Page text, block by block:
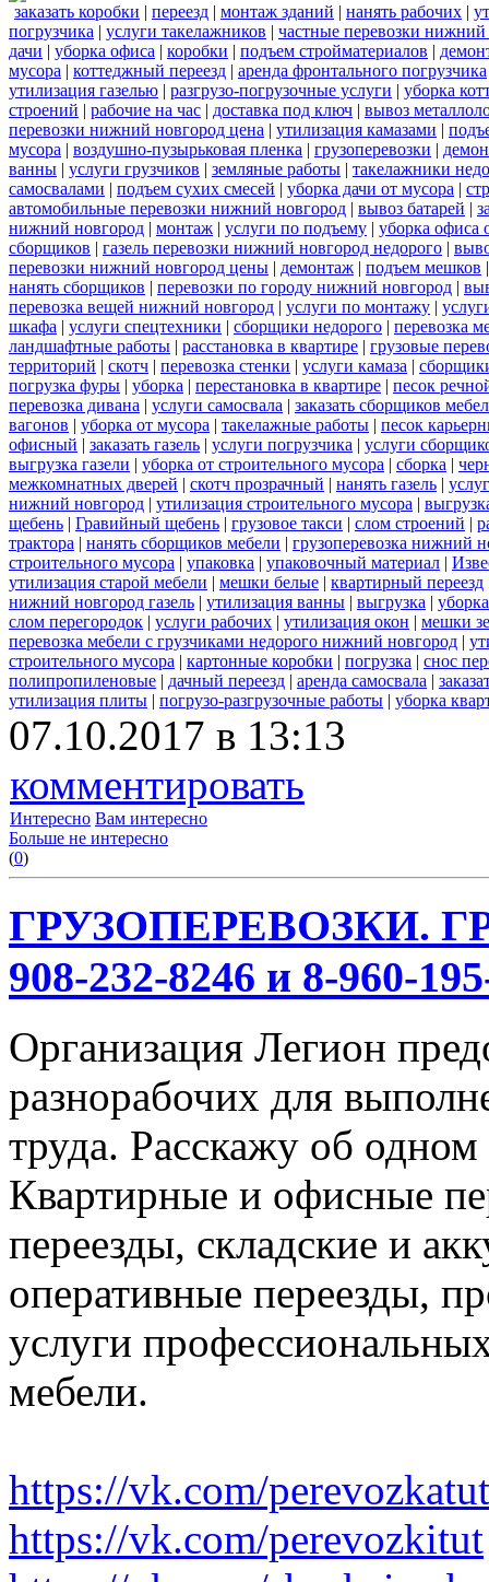
заказать коробки | переезд | монтаж зданий | нанять рабочих |
погрузчика | услуги такелажников | частные перевозки нижний
дачи | уборка офиса | коробки | подъем стройматериалов |
мусора | коттеджный переезд | аренда фронтального погрузчика
утилизация газелью | разгрузо-погрузочные услуги | уборка
строений | рабочие на час | доставка под ключ | вывоз
перевозки нижний новгород цена | утилизация камазами |
мусора | воздушно-пузырьковая пленка | грузоперевозки |
ванны | услуги грузчиков | земляные работы | такелажники
самосвалами | подъем сухих смесей | уборка дачи от мусора |
автомобильные перевозки нижний новгород | вывоз батарей |
нижний новгород | монтаж | услуги по подъему | уборка офиса
сборщиков | газель перевозки нижний новгород недорого |
перевозки нижний новгород цены | демонтаж | подъем мешков
нанять сборщиков | перевозки по городу нижний новгород |
перевозка вещей нижний новгород | услуги по монтажу |
шкафа | услуги спецтехники | сборщики недорого | перевозка
ландшафтные работы | расстановка в квартире | грузовые
территорий | скотч | перевозка стенки | услуги камаза |
погрузка фуры | уборка | перестановка в квартире | песок
перевозка дивана | услуги самосвала | заказать сборщиков
вагонов | уборка от мусора | такелажные работы | песок
офисный | заказать газель | услуги погрузчика | услуги
выгрузка газели | уборка от строительного мусора | сборка |
межкомнатных дверей | скотч прозрачный | нанять газель |
нижний новгород | утилизация строительного мусора |
щебень | Гравийный щебень | грузовое такси | слом строений |
трактора | нанять сборщиков мебели | грузоперевозка нижний
строительного мусора | упаковка | упаковочный материал |
утилизация старой мебели | мешки белые | квартирный переезд
нижний новгород газель | утилизация ванны | выгрузка |
слом перегородок | услуги рабочих | утилизация окон | мешки
перевозка мебели с грузчиками недорого нижний новгород |
строительного мусора | картонные коробки | погрузка | снос
полипропиленовые | дачный переезд | аренда самосвала |
утилизация плиты | погрузо-разгрузочные работы | уборка
07.10.2017 в 13:13
комментировать
Интересно Вам интересно
Больше не интересно
(0)
ГРУЗОПЕРЕВОЗКИ.
908-232-8246 и 8-960-
Организация Легион
разнорабочих для
труда. Расскажу об
Квартирные и офисные
переезды, складские и
оперативные переезды,
услуги
мебели.
https://vk.com/perevozkatut
https://vk.com/perevozkitut